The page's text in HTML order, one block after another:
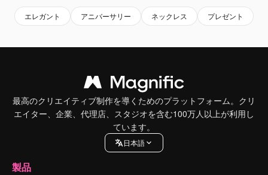
エレガント アニバーサリー ネックレス プレゼント
最高のクリエイティブ制作を導くためのプラットフォーム。クリ
エイター、企業、代理店、スタジオを含む100万人以上が利用し
ています。
日本語
製品